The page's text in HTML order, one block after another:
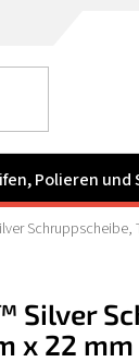
Polieren und
Schruppscheibe,
Silver
x 22 mm